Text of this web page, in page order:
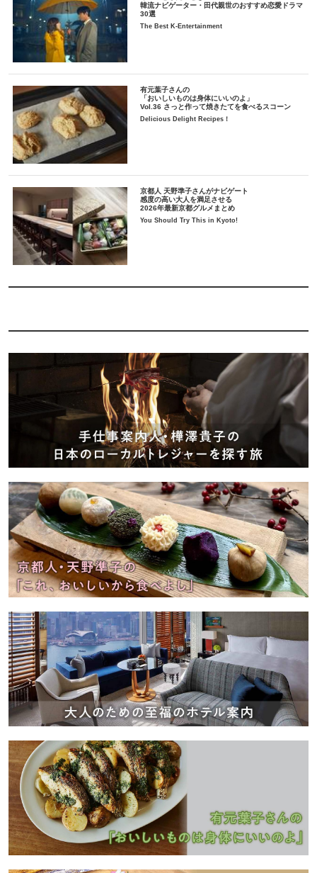
韓流ナビゲーター・田代親世のおすすめ恋愛ドラマ
30選
The Best K-Entertainment
有元葉子さんの
「おいしいものは身体にいいのよ」
Vol.36 さっと作って焼きたてを食べるスコーン
Delicious Delight Recipes！
京都人 天野準子さんがナビゲート
感度の高い大人を満足させる
2026年最新京都グルメまとめ
You Should Try This in Kyoto!